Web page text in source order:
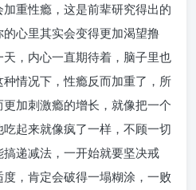
重性瘾，这是前辈研究得出的
心里其实会变得更加渴望撸
，内心一直期待着，脑子里也
情况下，性瘾反而加重了，所
加刺激瘾的增长，就像把一个
起来就像疯了一样，不顾一切
递减法，一开始就要坚决戒
，肯定会破得一塌糊涂，一败